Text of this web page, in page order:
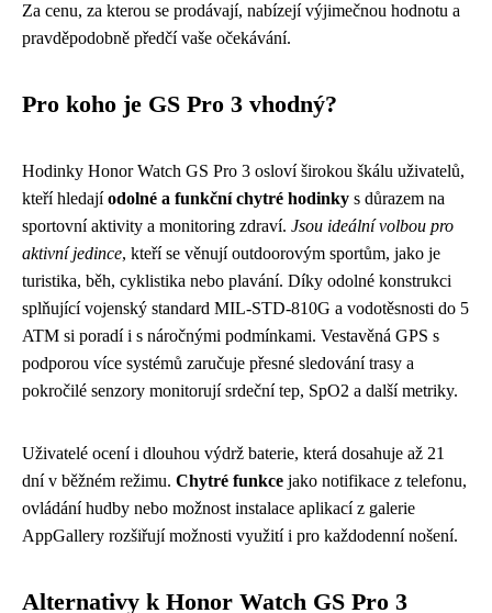
Za cenu, za kterou se prodávají, nabízejí výjimečnou hodnotu a
pravděpodobně předčí vaše očekávání.
Pro koho je GS Pro 3 vhodný?
Hodinky Honor Watch GS Pro 3 osloví širokou škálu uživatelů,
kteří hledajíodolné a funkční chytré hodinky s důrazem na
sportovní aktivity a monitoring zdraví. Jsou ideální volbou pro
aktivní jedince, kteří se věnují outdoorovým sportům, jako je
turistika, běh, cyklistika nebo plavání. Díky odolné konstrukci
splňující vojenský standard MIL-STD-810G a vodotěsnosti do 5
ATM si poradí i s náročnými podmínkami. Vestavěná GPS s
podporou více systémů zaručuje přesné sledování trasy a
pokročilé senzory monitorují srdeční tep, SpO2 a další metriky.
Uživatelé ocení i dlouhou výdrž baterie, která dosahuje až 21
dní v běžném režimu. Chytré funkce jako notifikace z telefonu,
ovládání hudby nebo možnost instalace aplikací z galerie
AppGallery rozšiřují možnosti využití i pro každodenní nošení.
Alternativy k Honor Watch GS Pro 3